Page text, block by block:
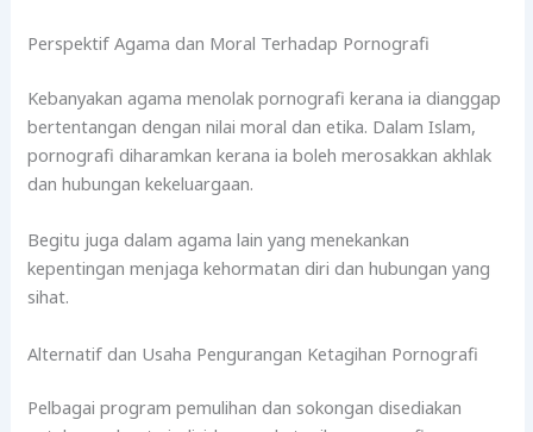
Perspektif Agama dan Moral Terhadap Pornografi
Kebanyakan agama menolak pornografi kerana ia dianggap
bertentangan dengan nilai moral dan etika. Dalam Islam,
pornografi diharamkan kerana ia boleh merosakkan akhlak
dan hubungan kekeluargaan.
Begitu juga dalam agama lain yang menekankan
kepentingan menjaga kehormatan diri dan hubungan yang
sihat.
Alternatif dan Usaha Pengurangan Ketagihan Pornografi
Pelbagai program pemulihan dan sokongan disediakan